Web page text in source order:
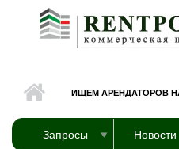
Перейти к основному содержанию
ИЩЕМ АРЕНДАТОРОВ
Запросы Новости